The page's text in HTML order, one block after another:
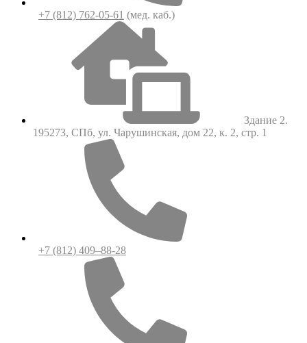
+7 (812) 762-05-61 (мед. каб.)
Здание 2.
195273, СПб, ул. Чарушинская, дом 22, к. 2, стр. 1
+7 (812) 409–88-28